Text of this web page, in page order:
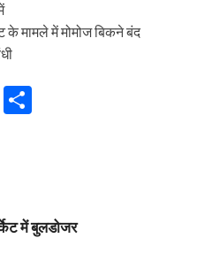
के मामले में मोमोज बिकने बंद
W
में बुलडोजर